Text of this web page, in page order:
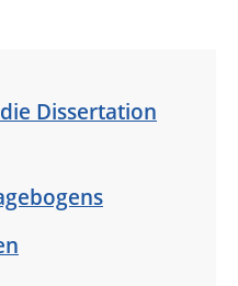
Dissertation